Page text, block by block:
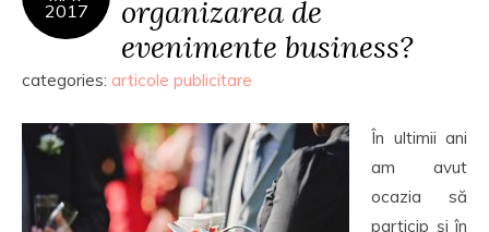
2017
organizarea de
evenimente business?
categories: articole publicitare
În ultimii ani
am avut
ocazia să
particip şi în